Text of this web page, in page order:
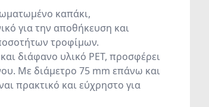
καπάκι,
για την αποθήκευση και
τροφίμων.
διάφανο υλικό PET, προσφέρει
Με διάμετρο 75 mm επάνω και
πρακτικό και εύχρηστο για